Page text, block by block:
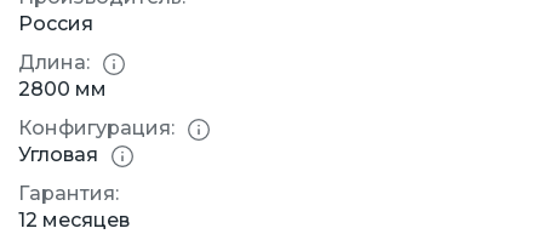
Россия
Длина:
2800 мм
Конфигурация:
Угловая
Гарантия:
12 месяцев